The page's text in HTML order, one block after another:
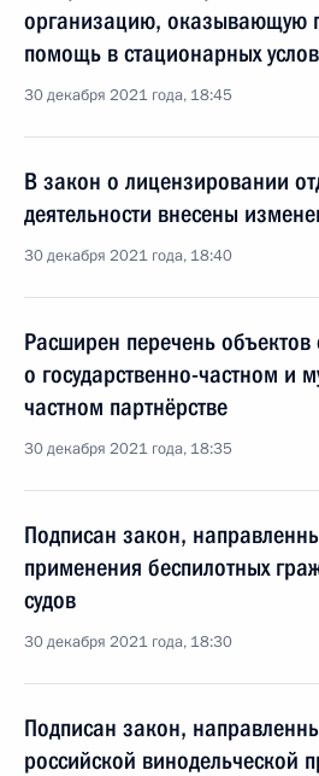
организацию, оказывающую
помощь в стационарных
30 декабря 2021 года, 18:45
В закон о лицензировании
деятельности внесены
30 декабря 2021 года, 18:40
Расширен перечень объектов
о государственно-частном и
частном партнёрстве
30 декабря 2021 года, 18:35
Подписан закон,
применения беспилотных
судов
30 декабря 2021 года, 18:30
Подписан закон,
российской винодельческой